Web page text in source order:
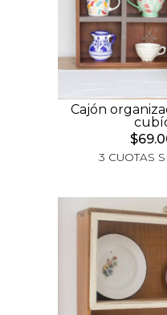
Cajón
3 CUOTAS